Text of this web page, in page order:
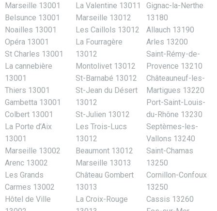
Marseille 13001
Belsunce 13001
Noailles 13001
Opéra 13001
St Charles 13001
La cannebière
13001
Thiers 13001
Gambetta 13001
Colbert 13001
La Porte d’Aix
13001
Marseille 13002
Arenc 13002
Les Grands
Carmes 13002
Hôtel de Ville
La Valentine 13011
Marseille 13012
Les Caillols 13012
La Fourragère
13012
Montolivet 13012
St-Barnabé 13012
St-Jean du Désert
13012
St-Julien 13012
Les Trois-Lucs
13012
Beaumont 13012
Marseille 13013
Château Gombert
13013
La Croix-Rouge
Gignac-la-Nerthe
13180
Allauch 13190
Arles 13200
Saint-Rémy-de-
Provence 13210
Châteauneuf-les-
Martigues 13220
Port-Saint-Louis-
du-Rhône 13230
Septèmes-les-
Vallons 13240
Saint-Chamas
13250
Cornillon-Confoux
13250
Cassis 13260